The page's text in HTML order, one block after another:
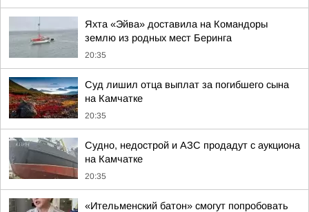
Яхта «Эйва» доставила на Командоры
землю из родных мест Беринга
20:35
Суд лишил отца выплат за погибшего сына
на Камчатке
20:35
Судно, недострой и АЗС продадут с аукциона
на Камчатке
20:35
«Ительменский батон» смогут попробовать